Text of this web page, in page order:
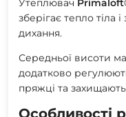
Утеплювач
зберігає тепло тіла
дихання.
Середньої висоти
додатково
пряжці та